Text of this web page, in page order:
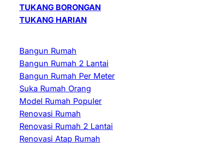
TUKANG BORONGAN
TUKANG HARIAN
Bangun Rumah
Bangun Rumah 2 Lantai
Bangun Rumah Per Meter
Suka Rumah Orang
Model Rumah Populer
Renovasi Rumah
Renovasi Rumah 2 Lantai
Renovasi Atap Rumah